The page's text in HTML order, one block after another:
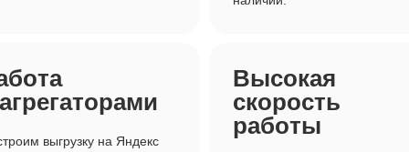
выгрузку на Яндекс
Высокая
скорость
работы